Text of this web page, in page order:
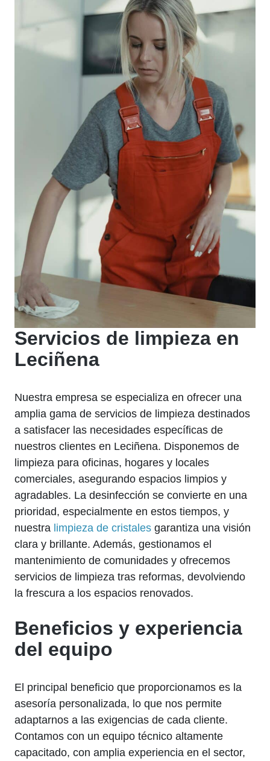
Servicios de limpieza en
Leciñena
Nuestra empresa se especializa en ofrecer una
amplia gama de servicios de limpieza destinados
a satisfacer las necesidades específicas de
nuestros clientes en Leciñena. Disponemos de
limpieza para oficinas, hogares y locales
comerciales, asegurando espacios limpios y
agradables. La desinfección se convierte en una
prioridad, especialmente en estos tiempos, y
nuestra limpieza de cristales garantiza una visión
clara y brillante. Además, gestionamos el
mantenimiento de comunidades y ofrecemos
servicios de limpieza tras reformas, devolviendo
la frescura a los espacios renovados.
Beneficios y experiencia
del equipo
El principal beneficio que proporcionamos es la
asesoría personalizada, lo que nos permite
adaptarnos a las exigencias de cada cliente.
Contamos con un equipo técnico altamente
capacitado, con amplia experiencia en el sector,